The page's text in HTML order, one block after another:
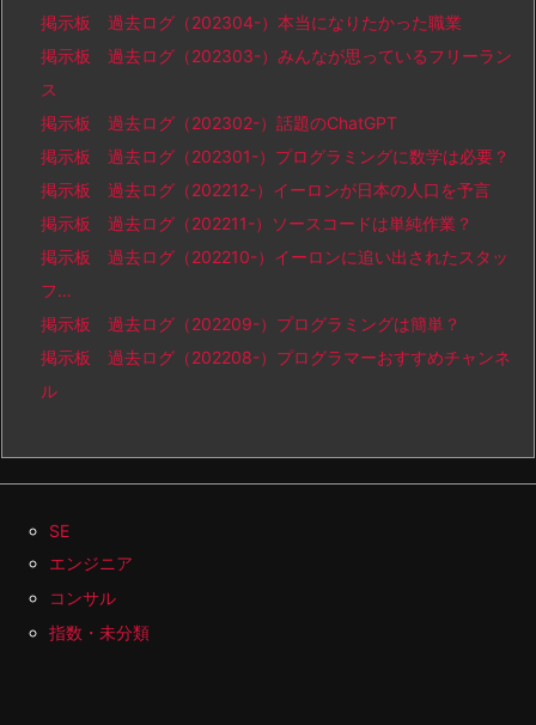
掲示板 過去ログ（202304-）本当になりたかった職業
掲示板 過去ログ（202303-）みんなが思っているフリーラン
ス
掲示板 過去ログ（202302-）話題のChatGPT
掲示板 過去ログ（202301-）プログラミングに数学は必要？
掲示板 過去ログ（202212-）イーロンが日本の人口を予言
掲示板 過去ログ（202211-）ソースコードは単純作業？
掲示板 過去ログ（202210-）イーロンに追い出されたスタッ
フ…
掲示板 過去ログ（202209-）プログラミングは簡単？
掲示板 過去ログ（202208-）プログラマーおすすめチャンネ
ル
SE
エンジニア
コンサル
指数・未分類